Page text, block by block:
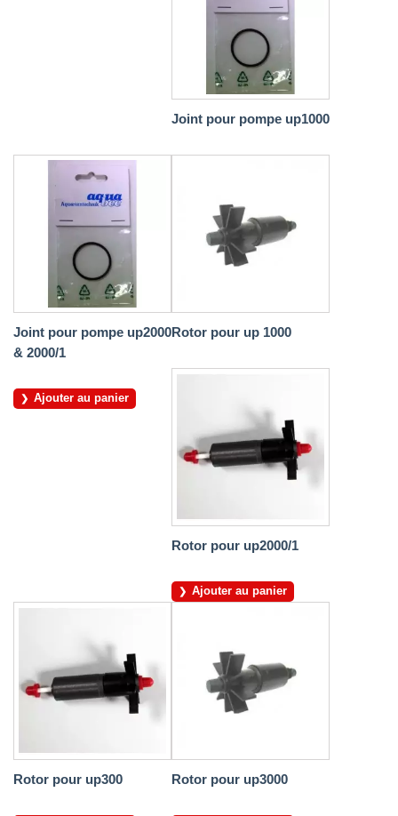
Joint pour pompe up1000
Joint pour pompe up2000
& 2000/1
Ajouter au panier
Rotor pour up 1000
Rotor pour up2000/1
Ajouter au panier
Rotor pour up300 Rotor pour up3000